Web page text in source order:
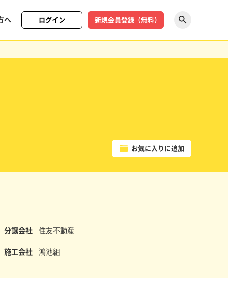
へ ログイン 新規会員登録（無料）
お気に入りに追加
分譲会社 住友不動産
施工会社 鴻池組